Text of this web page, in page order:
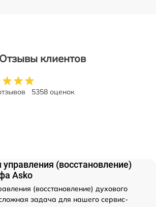
Отзывы клиентов
5358 оценок
(восстановление)
Asko
(восстановление) духового
задача для нашего сервис-